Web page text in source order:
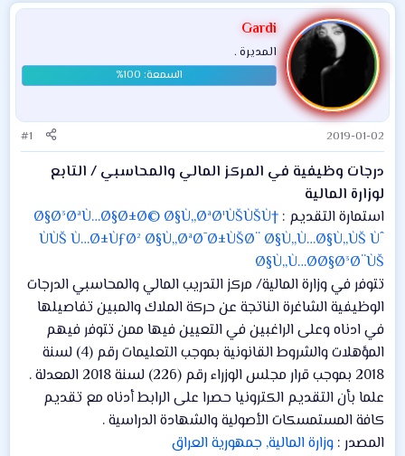
Gardi
المديرة .
2019-01-02
#1
درجات وظيفية في المركز المالي والمحاسبي / التابع
لوزارة المالية
استمارة التقديم : Ø§Ø³ØªÙ…Ø§Ø±Ø© Ø§Ù„ØªØ¹ÙŠÙŠÙ†
ÙÙŠ Ù…Ø±ÙƒØ² Ø§Ù„ØªØ¯Ø±ÙŠØ¨ Ø§Ù„Ù…Ø§Ù„ÙŠ Ùˆ
Ø§Ù„Ù…ØØ§Ø³Ø¨ÙŠ
تتوفر في وزارة المالية/ مركز التدريب المالي والمحاسبي الدرجات
الوظيفية الشاغرة الناتجة عن حركة الملاك والمبين تفاصيلها
في ادناه وعلى الراغبين في التعيين فيها ممن تتوفر فيهم
المؤهلات والشروط القانونية بموجب التعليمات رقم (4) لسنة
2018 بموجب قرار مجلس الوزراء رقم (226) لسنة 2018 المعدلة .
علما بأن التقديم الكترونيا حصرا على الرابط أدناه مع تقديم
كافة المستمسكات الأصولية والشهادة الدراسية .
المصدر : وزارة المالية, جمهورية العراق